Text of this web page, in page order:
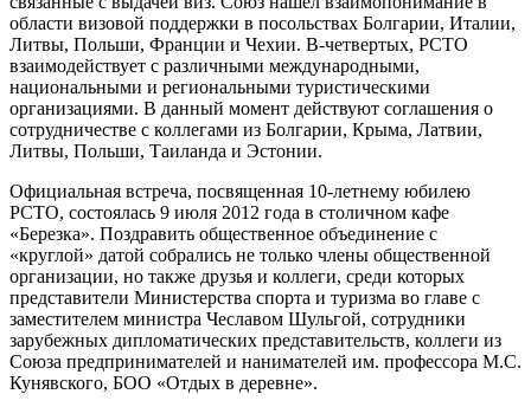
области визовой поддержки в посольствах Болгарии, Италии,
Литвы, Польши, Франции и Чехии. В-четвертых, РСТО
взаимодействует с различными международными,
национальными и региональными туристическими
организациями. В данный момент действуют соглашения о
сотрудничестве с коллегами из Болгарии, Крыма, Латвии,
Литвы, Польши, Таиланда и Эстонии.
Официальная встреча, посвященная 10-летнему юбилею
РСТО, состоялась 9 июля 2012 года в столичном кафе
«Березка». Поздравить общественное объединение с
«круглой» датой собрались не только члены общественной
организации, но также друзья и коллеги, среди которых
представители Министерства спорта и туризма во главе с
заместителем министра Чеславом Шульгой, сотрудники
зарубежных дипломатических представительств, коллеги из
Союза предпринимателей и нанимателей им. профессора М.С.
Кунявского, БОО «Отдых в деревне».